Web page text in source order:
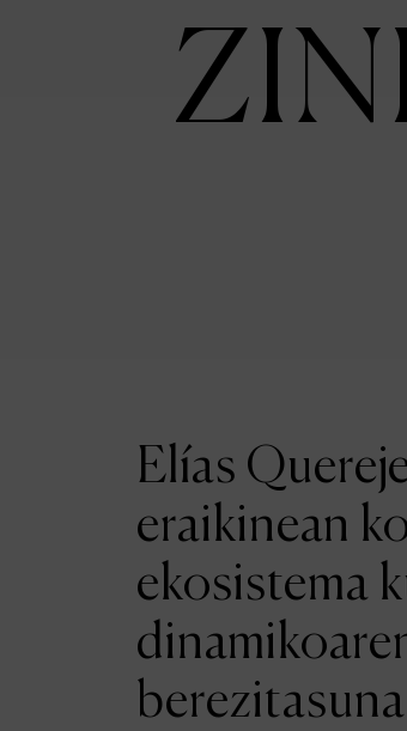
Elías
eraikinean
ekosistema